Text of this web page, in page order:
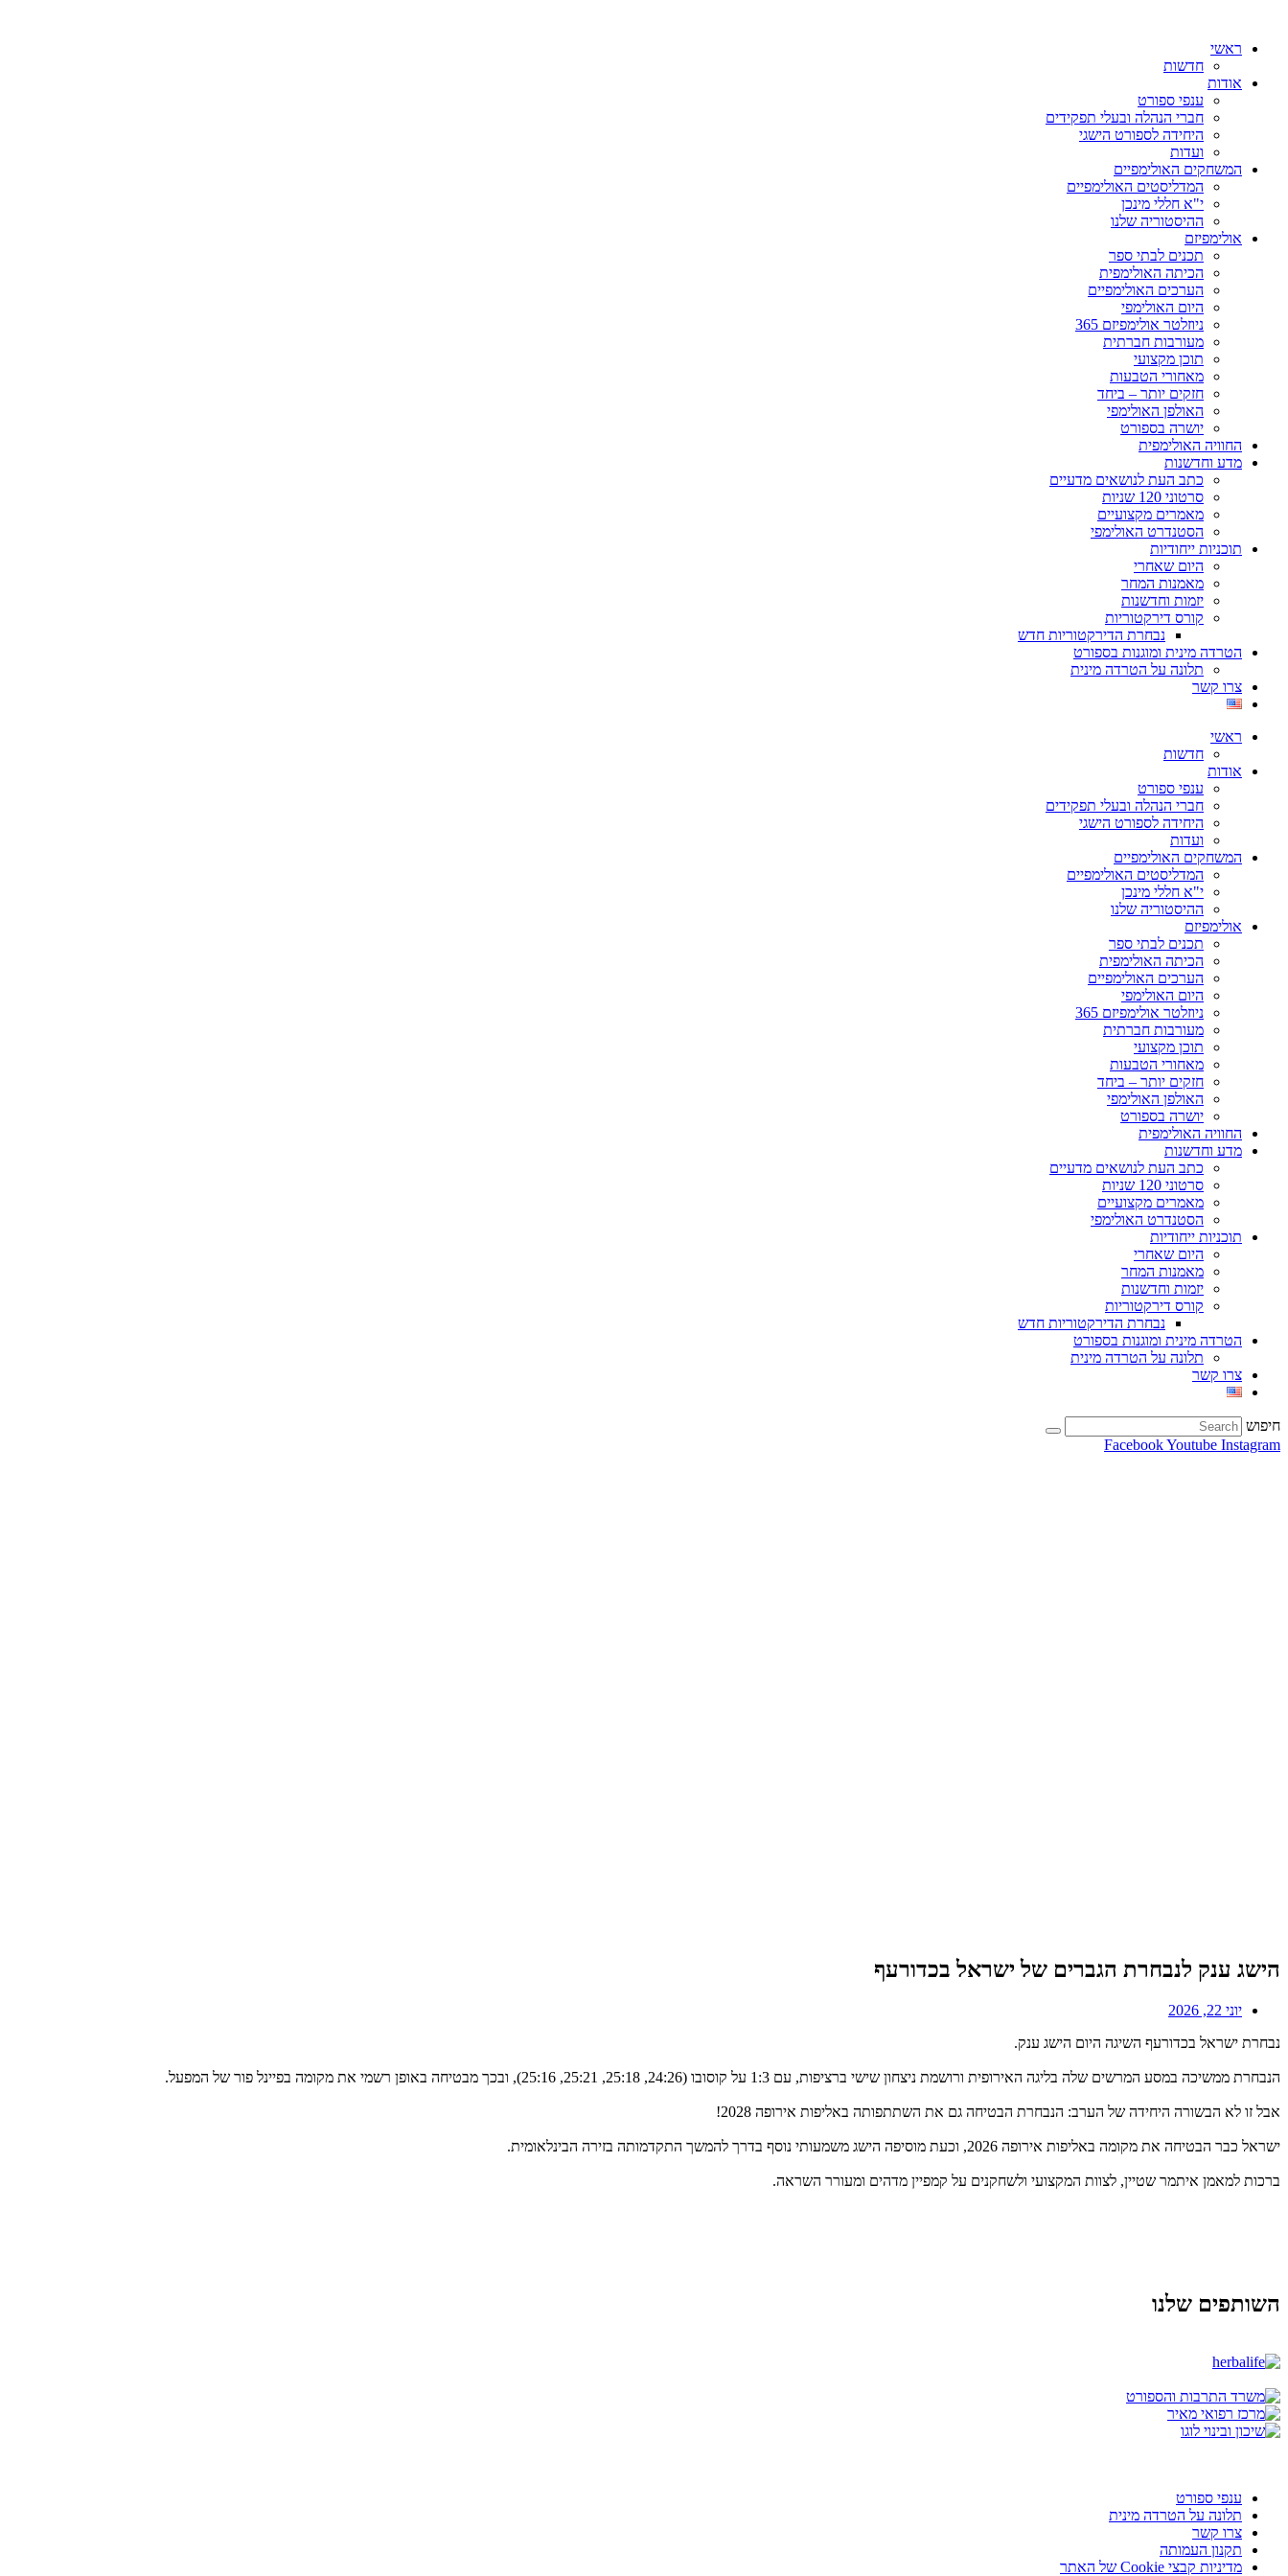
ראשי
חדשות
אודות
ענפי ספורט
חברי הנהלה ובעלי תפקידים
היחידה לספורט הישגי
ועדות
המשחקים האולימפיים
המדליסטים האולימפיים
י"א חללי מינכן
ההיסטוריה שלנו
אולימפיזם
תכנים לבתי ספר
הכיתה האולימפית
הערכים האולימפיים
היום האולימפי
ניוזלטר אולימפיזם 365
מעורבות חברתית
תוכן מקצועי
מאחורי הטבעות
חזקים יותר – ביחד
האולפן האולימפי
יושרה בספורט
החוויה האולימפית
מדע וחדשנות
כתב העת לנושאים מדעיים
סרטוני 120 שניות
מאמרים מקצועיים
הסטנדרט האולימפי
תוכניות ייחודיות
היום שאחרי
מאמנות המחר
יזמות וחדשנות
קורס דירקטוריות
נבחרת הדירקטוריות חדש
הטרדה מינית ומוגנות בספורט
תלונה על הטרדה מינית
צרו קשר
ראשי
חדשות
אודות
ענפי ספורט
חברי הנהלה ובעלי תפקידים
היחידה לספורט הישגי
ועדות
המשחקים האולימפיים
המדליסטים האולימפיים
י"א חללי מינכן
ההיסטוריה שלנו
אולימפיזם
תכנים לבתי ספר
הכיתה האולימפית
הערכים האולימפיים
היום האולימפי
ניוזלטר אולימפיזם 365
מעורבות חברתית
תוכן מקצועי
מאחורי הטבעות
חזקים יותר – ביחד
האולפן האולימפי
יושרה בספורט
החוויה האולימפית
מדע וחדשנות
כתב העת לנושאים מדעיים
סרטוני 120 שניות
מאמרים מקצועיים
הסטנדרט האולימפי
תוכניות ייחודיות
היום שאחרי
מאמנות המחר
יזמות וחדשנות
קורס דירקטוריות
נבחרת הדירקטוריות חדש
הטרדה מינית ומוגנות בספורט
תלונה על הטרדה מינית
צרו קשר
חיפוש
FacebookYoutube Instagram
הישג ענק לנבחרת הגברים של ישראל בכדורעף
יוני 22, 2026
נבחרת ישראל בכדורעף השיגה היום הישג ענק.
הנבחרת ממשיכה במסע המרשים שלה בליגה האירופית ורושמת ניצחון שישי ברציפות, עם 1:3 על קוסובו (24:26, 25:18, 25:21, 25:16), ובכך מבטיחה באופן רשמי את מקומה בפיינל פור של המפעל.
אבל זו לא הבשורה היחידה של הערב: הנבחרת הבטיחה גם את השתתפותה באליפות אירופה 2028!
ישראל כבר הבטיחה את מקומה באליפות אירופה 2026, וכעת מוסיפה הישג משמעותי נוסף בדרך להמשך התקדמותה בזירה הבינלאומית.
ברכות למאמן איתמר שטיין, לצוות המקצועי ולשחקנים על קמפיין מדהים ומעורר השראה.
השותפים שלנו
ענפי ספורט
תלונה על הטרדה מינית
צרו קשר
תקנון העמותה
מדיניות קבצי Cookie של האתר